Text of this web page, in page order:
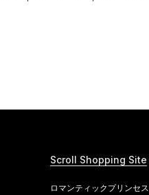
Scroll Shopping Site
ロマンティックプリンセス